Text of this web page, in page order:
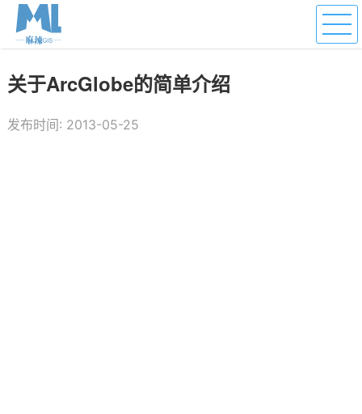
关于ArcGlobe的简单介绍
发布时间: 2013-05-25